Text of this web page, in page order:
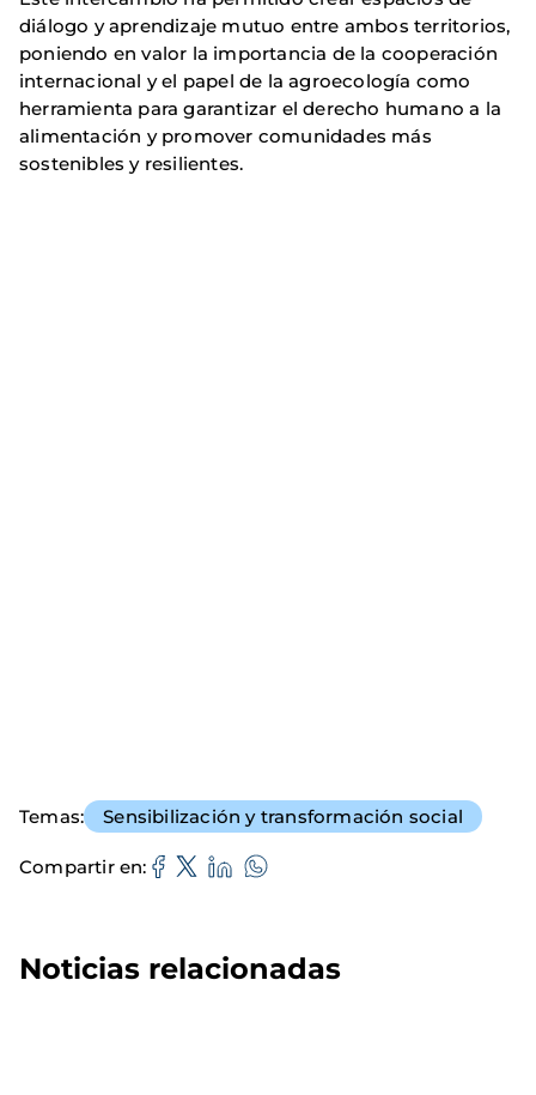
diálogo y aprendizaje mutuo entre ambos territorios,
poniendo en valor la importancia de la cooperación
internacional y el papel de la agroecología como
herramienta para garantizar el derecho humano a la
alimentación y promover comunidades más
sostenibles y resilientes.
Temas Sensibilización y transformación social
Compartir en
Noticias relacionadas